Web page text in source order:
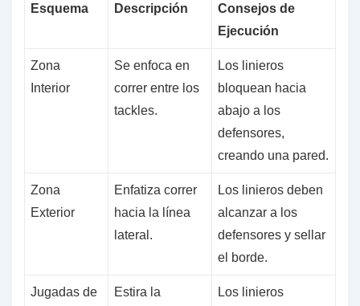
Esquema Descripción
Consejos de
Ejecución
Zona
Interior
Se enfoca en
correr entre los
tackles.
Los linieros
bloquean hacia
abajo a los
defensores,
creando una pared.
Zona
Exterior
Enfatiza correr
hacia la línea
lateral.
Los linieros deben
alcanzar a los
defensores y sellar
el borde.
Jugadas de
Estira la
Los linieros